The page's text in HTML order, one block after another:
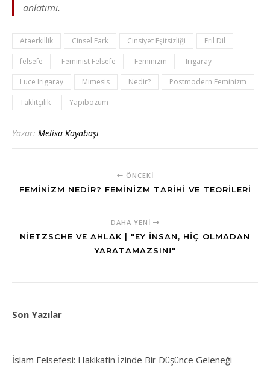
anlatımı.
Ataerkillik Cinsel Fark Cinsiyet Eşitsizliği
Eril Dil
felsefe
Feminist Felsefe Feminizm
Irigaray
Luce Irigaray
Mimesis Nedir?
Postmodern Feminizm
Taklitçilik
Yapıbozum
Yazar: Melisa Kayabaşı
ÖNCEKI
FEMINIZM NEDIR? FEMINIZM TARIHI VE TEORILERI
DAHA YENI
NIETZSCHE VE AHLAK | "EY İNSAN, HIÇ OLMADAN
YARATAMAZSIN!"
Son Yazılar
İslam Felsefesi: Hakikatin İzinde Bir Düşünce Geleneği